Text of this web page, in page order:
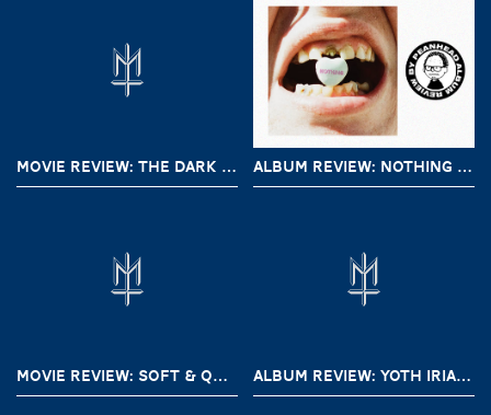
MOVIE REVIEW: THE DARK AND THE WICKED (2020) ALBUM REVIEW: NOTHING – A SHORT HISTORY OF DECAY
MOVIE REVIEW: SOFT & QUIET (2022) ALBUM REVIEW: YOTH IRIA – GONE WITH THE DEVIL